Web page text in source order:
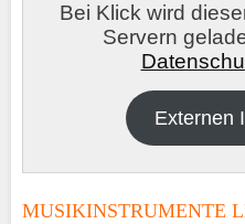
Bei Klick wird
Servern
Externen
MUSIKINSTRUMENTE